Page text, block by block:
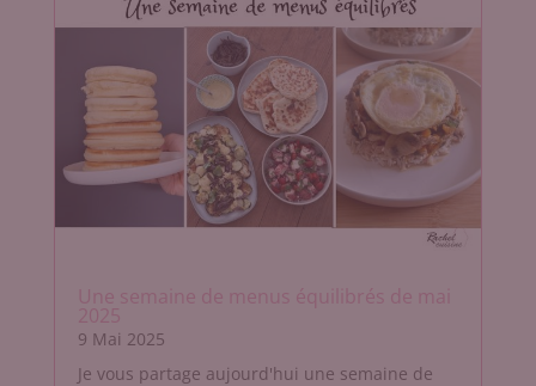
Une semaine de menus équilibrés de mai
2025
9 Mai 2025
Je vous partage aujourd'hui une semaine de